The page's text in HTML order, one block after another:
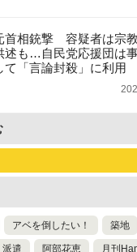
首相銃撃 容疑者は宗
述も…自民党応援団は
て「言論封殺」に利用
アベを倒したい！ 築地
派遣 阿部花恵 月刊